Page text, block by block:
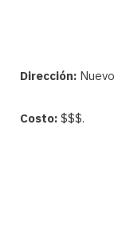
Dirección:
Costo: $$$.